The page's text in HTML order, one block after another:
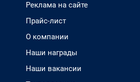
Реклама на сайте
Прайс-лист
О компании
Наши награды
Наши вакансии